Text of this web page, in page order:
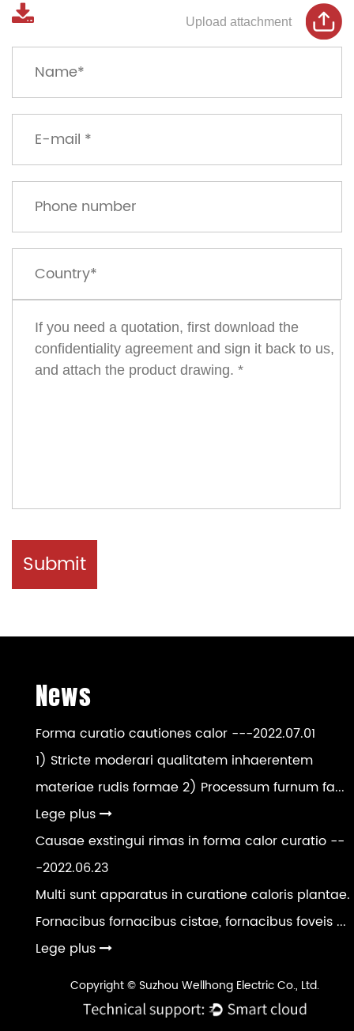
Upload attachment
News
Forma curatio cautiones calor ---2022.07.01
1) Stricte moderari qualitatem inhaerentem
materiae rudis formae 2) Processum furnum fa...
Lege plus
Causae exstingui rimas in forma calor curatio --
-2022.06.23
Multi sunt apparatus in curatione caloris plantae.
Fornacibus fornacibus cistae, fornacibus foveis ...
Lege plus
Copyright © Suzhou Wellhong Electric Co., Ltd.